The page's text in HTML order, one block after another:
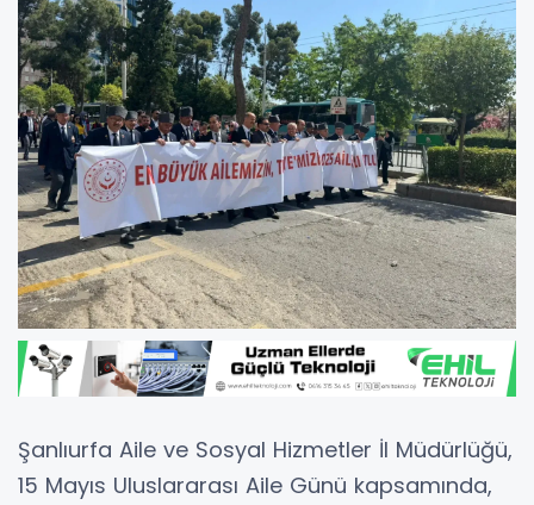
Şanlıurfa Aile ve Sosyal Hizmetler İl Müdürlüğü,
15 Mayıs Uluslararası Aile Günü kapsamında,